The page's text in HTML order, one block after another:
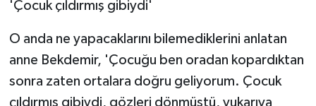
'Çocuk çıldırmış gibiydi'
O anda ne yapacaklarını bilemediklerini anlatan
anne Bekdemir, 'Çocuğu ben oradan kopardıktan
sonra zaten ortalara doğru geliyorum. Çocuk
çıldırmış gibiydi, gözleri dönmüştü, yukarıya